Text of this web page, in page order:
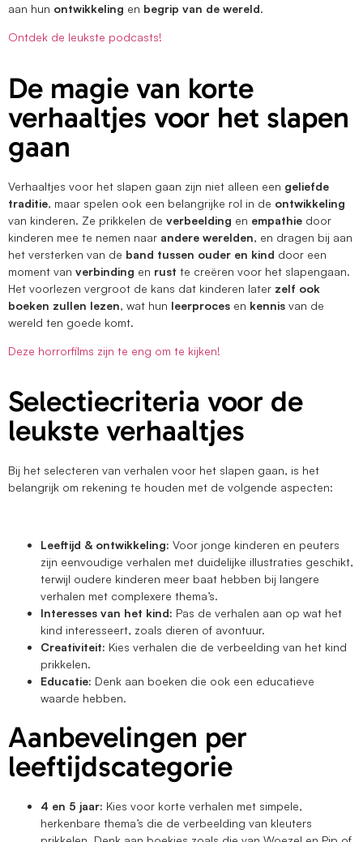
aan hun ontwikkeling en begrip van de wereld.
Ontdek de leukste podcasts!
De magie van korte
verhaaltjes voor het slapen
gaan
Verhaaltjes voor het slapen gaan zijn niet alleen een geliefde
traditie, maar spelen ook een belangrijke rol in de ontwikkeling
van kinderen. Ze prikkelen de verbeelding en empathie door
kinderen mee te nemen naar andere werelden, en dragen bij aan
het versterken van de band tussen ouder en kind door een
moment van verbinding en rust te creëren voor het slapengaan.
Het voorlezen vergroot de kans dat kinderen later zelf ook
boeken zullen lezen, wat hun leerproces en kennis van de
wereld ten goede komt.
Deze horrorfilms zijn te eng om te kijken!
Selectiecriteria voor de
leukste verhaaltjes
Bij het selecteren van verhalen voor het slapen gaan, is het
belangrijk om rekening te houden met de volgende aspecten:
Leeftijd & ontwikkeling: Voor jonge kinderen en peuters
zijn eenvoudige verhalen met duidelijke illustraties geschikt,
terwijl oudere kinderen meer baat hebben bij langere
verhalen met complexere thema’s.
Interesses van het kind: Pas de verhalen aan op wat het
kind interesseert, zoals dieren of avontuur.
Creativiteit: Kies verhalen die de verbeelding van het kind
prikkelen.
Educatie: Denk aan boeken die ook een educatieve
waarde hebben.
Aanbevelingen per
leeftijdscategorie
4 en 5 jaar: Kies voor korte verhalen met simpele,
herkenbare thema’s die de verbeelding van kleuters